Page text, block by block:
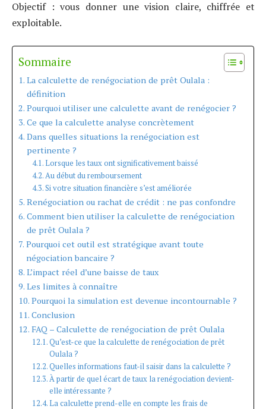
Objectif : vous donner une vision claire, chiffrée et
exploitable.
Sommaire
La calculette de renégociation de prêt Oulala :
définition
Pourquoi utiliser une calculette avant de renégocier ?
Ce que la calculette analyse concrètement
Dans quelles situations la renégociation est
pertinente ?
Lorsque les taux ont significativement baissé
Au début du remboursement
Si votre situation financière s’est améliorée
Renégociation ou rachat de crédit : ne pas confondre
Comment bien utiliser la calculette de renégociation
de prêt Oulala ?
Pourquoi cet outil est stratégique avant toute
négociation bancaire ?
L’impact réel d’une baisse de taux
Les limites à connaître
Pourquoi la simulation est devenue incontournable ?
Conclusion
FAQ – Calculette de renégociation de prêt Oulala
Qu’est-ce que la calculette de renégociation de prêt
Oulala ?
Quelles informations faut-il saisir dans la calculette ?
À partir de quel écart de taux la renégociation devient-
elle intéressante ?
La calculette prend-elle en compte les frais de